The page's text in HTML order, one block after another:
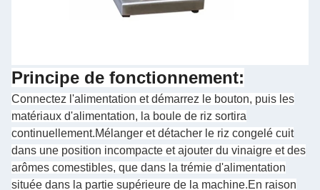
Principe de fonctionnement:
Connectez l'alimentation et démarrez le bouton, puis les
matériaux d'alimentation, la boule de riz sortira
continuellement.Mélanger et détacher le riz congelé cuit
dans une position incompacte et ajouter du vinaigre et des
arômes comestibles, que dans la trémie d'alimentation
située dans la partie supérieure de la machine.En raison